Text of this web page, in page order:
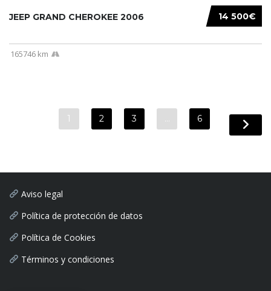
14 500€
JEEP GRAND CHEROKEE 2006
165746 km
1 2 3 … 6
Aviso legal
Política de protección de datos
Política de Cookies
Términos y condiciones